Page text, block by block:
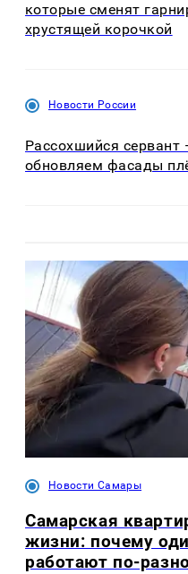
которые сменят
хрустящей корочкой
Новости России
Рассохшийся
обновляем фасады
Новости Самары
Самарская
жизни: почему
работают по-